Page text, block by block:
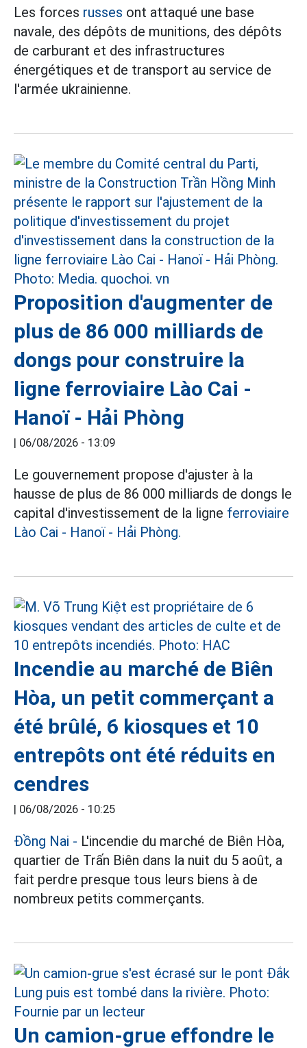
Les forces russes ont attaqué une base
navale, des dépôts de munitions, des dépôts
de carburant et des infrastructures
énergétiques et de transport au service de
l'armée ukrainienne.
Proposition d'augmenter de
plus de 86 000 milliards de
dongs pour construire la
ligne ferroviaire Lào Cai -
Hanoï - Hải Phòng
| 06/08/2026 - 13:09
Le gouvernement propose d'ajuster à la
hausse de plus de 86 000 milliards de dongs le
capital d'investissement de la ligne ferroviaire
Lào Cai - Hanoï - Hải Phòng.
Incendie au marché de Biên
Hòa, un petit commerçant a
été brûlé, 6 kiosques et 10
entrepôts ont été réduits en
cendres
| 06/08/2026 - 10:25
Đồng Nai - L'incendie du marché de Biên Hòa,
quartier de Trấn Biên dans la nuit du 5 août, a
fait perdre presque tous leurs biens à de
nombreux petits commerçants.
Un camion-grue effondre le